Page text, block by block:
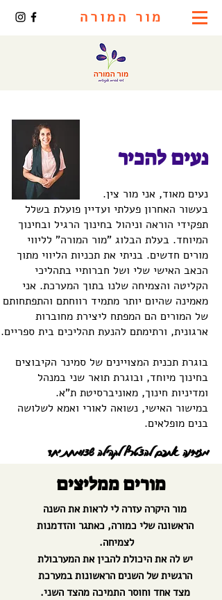
מור המורה
נעים להכיר
נעים מאוד, אני מור צין.
בעשור האחרון פעלתי ועדיין פועלת בשלל
תפקידי הוראה וניהול בחינוך הרגיל ובחינוך
המיוחד. בעלת הבלוג "מור המורה" לליווי
מורים חדשים. בניתי את תכניות הליווי מתוך
הכאב האישי שלי ושל חברותיי בתהליכי
הקליטה והצמיחה שלנו בתוך המערכת. אני
מאמינה שהיום יותר מתמיד רווחתם והתפתחותם
של המורים הם המפתח ליצירת מחוברות
ארגונית, ורתימתם להנעת תהליכים בית ספריים.
בוגרת תכנית המצויינים של סמינר הקיבוצים
בחינוך מיוחד, ובוגרת תואר שני במנהל
ומדיניות חינוך, מאוניברסיטת ת"א.
במישור האישי, נשואה לאורי ואמא לשלושה
בנים מופלאים.
מזמינה אתכם להצטרף לקהילה שצומחת יחד
מורים ממליצים
מור היקרה עזרה לי לראות את השנה
הראשונה שלי כמורה, כאתגר והזדמנות
לצמיחה.
יש לה את היכולת להבין את המערבולת
הרגשית של השנים הראשונות במערכת
מצד אחד וחוסר התמיכה מהצד השני.